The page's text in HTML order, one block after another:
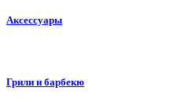
Аксессуары
Грили и барбекю